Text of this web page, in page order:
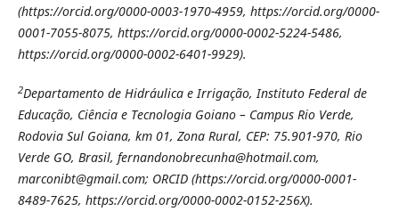
(https://orcid.org/0000-0003-1970-4959, https://orcid.org/0000-
0001-7055-8075, https://orcid.org/0000-0002-5224-5486,
https://orcid.org/0000-0002-6401-9929).
2Departamento de Hidráulica e Irrigação, Instituto Federal de
Educação, Ciência e Tecnologia Goiano – Campus Rio Verde,
Rodovia Sul Goiana, km 01, Zona Rural, CEP: 75.901-970, Rio
Verde GO, Brasil, fernandonobrecunha@hotmail.com,
marconibt@gmail.com; ORCID (https://orcid.org/0000-0001-
8489-7625, https://orcid.org/0000-0002-0152-256X).